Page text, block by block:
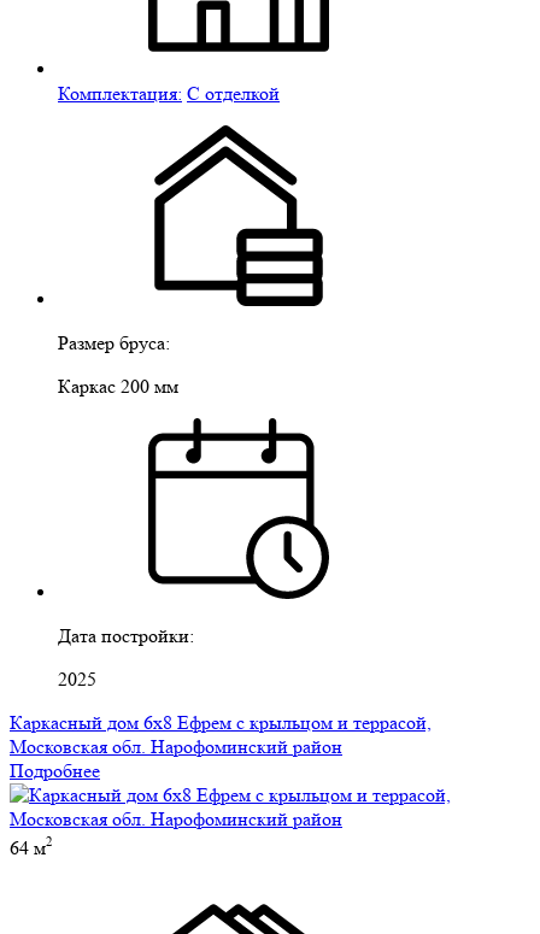
Комплектация: С отделкой
Размер бруса:
Каркас 200 мм
Дата постройки:
2025
Каркасный дом 6х8 Ефрем с крыльцом и террасой,
Московская обл. Нарофоминский район
Подробнее
64 м2